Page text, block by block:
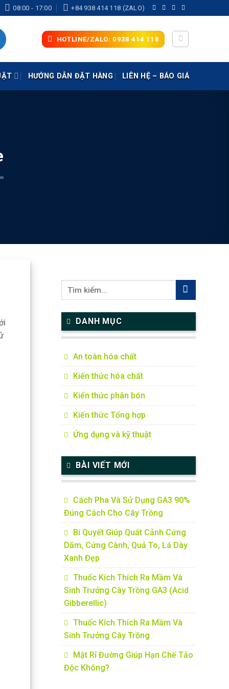
08:00 - 17:00 +84 938 414 118 (ZALO)
HOTLINE/ZALO: 0938 414 118
HƯỚNG DẪN ĐẶT HÀNG LIÊN HỆ – BÁO GIÁ
DANH MỤC
An toàn hóa chất
Kiến thức hóa chất
Kiến thức phân bón
Kiến thức Tổng hợp
Ứng dụng và kỹ thuật
BÀI VIẾT MỚI
Cách Pha Và Sử Dụng GA3 90%
Đúng Cách Cho Cây Trồng
Bí Quyết Giúp Quất Cảnh Cứng
Dăm, Cứng Cành, Quả To, Lá Dày
Xanh Đẹp
Thuốc Kích Thích Ra Mầm Và
Sinh Trưởng Cây Trồng GA3 (Acid
Gibberellic)
Thuốc Kích Thích Ra Mầm Và
Sinh Trưởng Cây Trồng
Mật Rỉ Đường Giúp Hạn Chế Tảo
Độc Không?